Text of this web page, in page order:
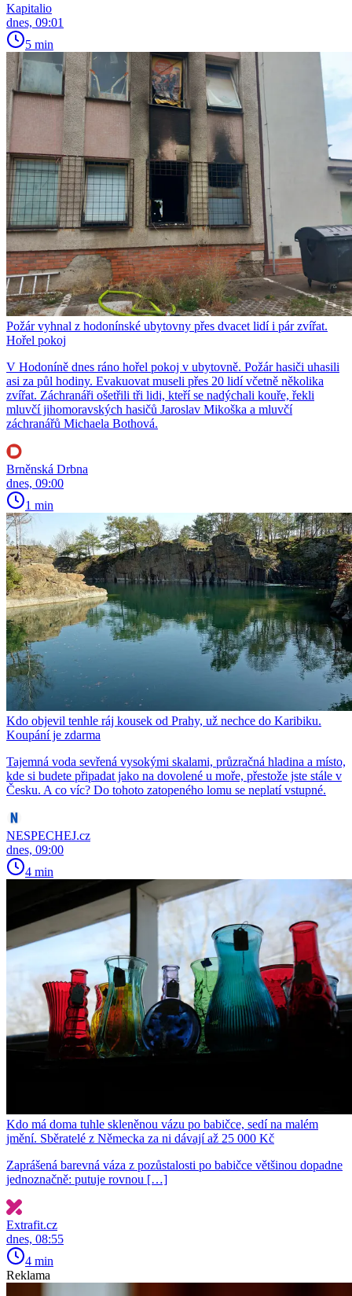
Kapitalio
dnes, 09:01
5 min
Požár vyhnal z hodonínské ubytovny přes dvacet lidí i pár zvířat.
Hořel pokoj
V Hodoníně dnes ráno hořel pokoj v ubytovně. Požár hasiči uhasili
asi za půl hodiny. Evakuovat museli přes 20 lidí včetně několika
zvířat. Záchranáři ošetřili tři lidi, kteří se nadýchali kouře, řekli
mluvčí jihomoravských hasičů Jaroslav Mikoška a mluvčí
záchranářů Michaela Bothová.
Brněnská Drbna
dnes, 09:00
1 min
Kdo objevil tenhle ráj kousek od Prahy, už nechce do Karibiku.
Koupání je zdarma
Tajemná voda sevřená vysokými skalami, průzračná hladina a místo,
kde si budete připadat jako na dovolené u moře, přestože jste stále v
Česku. A co víc? Do tohoto zatopeného lomu se neplatí vstupné.
NESPECHEJ.cz
dnes, 09:00
4 min
Kdo má doma tuhle skleněnou vázu po babičce, sedí na malém
jmění. Sběratelé z Německa za ni dávají až 25 000 Kč
Zaprášená barevná váza z pozůstalosti po babičce většinou dopadne
jednoznačně: putuje rovnou […]
Extrafit.cz
dnes, 08:55
4 min
Reklama